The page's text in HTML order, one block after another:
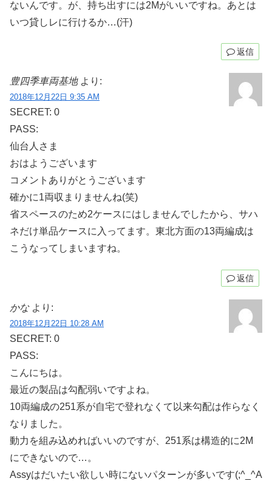
ないんです。が、持ち出すには2Mがいいですね。あとは
いつ貸しレに行けるか…(汗)
返信
豊四季車両基地 より:
2018年12月22日 9:35 AM
SECRET: 0
PASS:
仙台人さま
おはようございます
コメントありがとうございます
確かに1両収まりませんね(笑)
省スペースのため2ケースにはしませんでしたから、サハ
ネだけ単品ケースに入ってます。東北方面の13両編成は
こうなってしまいますね。
返信
かな より:
2018年12月22日 10:28 AM
SECRET: 0
PASS:
こんにちは。
最近の製品は勾配弱いですよね。
10両編成の251系が自宅で登れなくて以来勾配は作らなく
なりました。
動力を組み込めればいいのですが、251系は構造的に2M
にできないので…。
Assyはだいたい欲しい時にないパターンが多いです(;^_^A